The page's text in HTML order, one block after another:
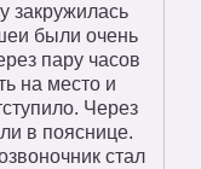
закружилась
были очень
пару часов
на место и
Через
в пояснице.
стал